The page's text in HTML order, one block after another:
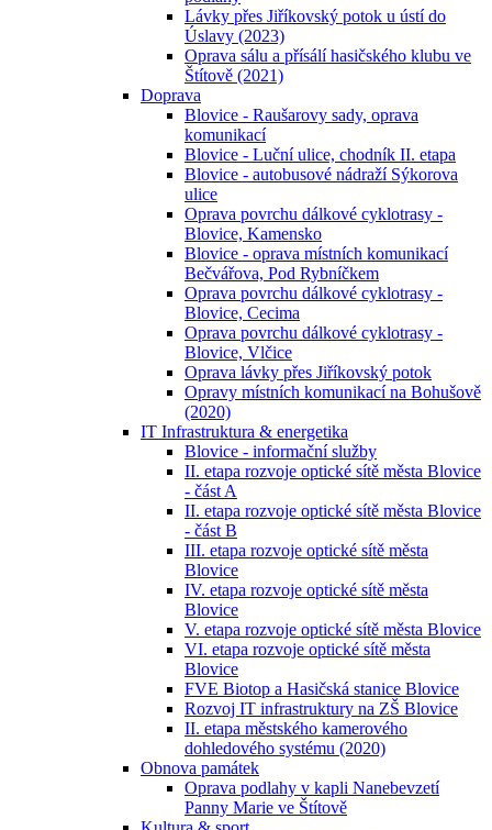
Lávky přes Jiříkovský potok u ústí do
Úslavy (2023)
Oprava sálu a přísálí hasičského klubu ve
Štítově (2021)
Doprava
Blovice - Raušarovy sady, oprava
komunikací
Blovice - Luční ulice, chodník II. etapa
Blovice - autobusové nádraží Sýkorova
ulice
Oprava povrchu dálkové cyklotrasy -
Blovice, Kamensko
Blovice - oprava místních komunikací
Bečvářova, Pod Rybníčkem
Oprava povrchu dálkové cyklotrasy -
Blovice, Cecima
Oprava povrchu dálkové cyklotrasy -
Blovice, Vlčice
Oprava lávky přes Jiříkovský potok
Opravy místních komunikací na Bohušově
(2020)
IT Infrastruktura & energetika
Blovice - informační služby
II. etapa rozvoje optické sítě města Blovice
- část A
II. etapa rozvoje optické sítě města Blovice
- část B
III. etapa rozvoje optické sítě města
Blovice
IV. etapa rozvoje optické sítě města
Blovice
V. etapa rozvoje optické sítě města Blovice
VI. etapa rozvoje optické sítě města
Blovice
FVE Biotop a Hasičská stanice Blovice
Rozvoj IT infrastruktury na ZŠ Blovice
II. etapa městského kamerového
dohledového systému (2020)
Obnova památek
Oprava podlahy v kapli Nanebevzetí
Panny Marie ve Štítově